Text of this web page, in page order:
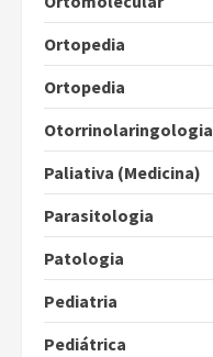
Ortopedia
Ortopedia
Otorrinolaringologia
Paliativa (Medicina)
Parasitologia
Patologia
Pediatria
Pediátrica